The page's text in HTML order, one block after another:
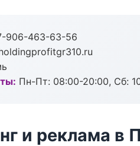
906-463-63-56
Пн-Пт: 08:00-20:00, Сб:
и реклама в